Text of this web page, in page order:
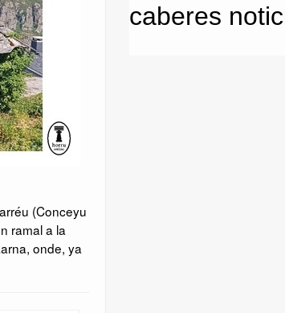
(Conceyu
ramal a la
onde, ya
caberes